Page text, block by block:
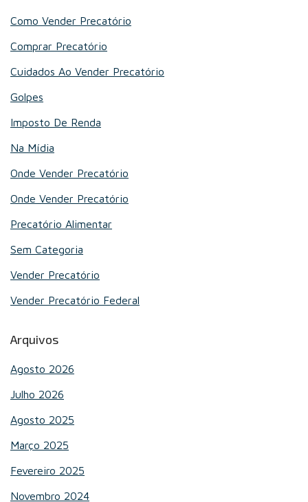
Como Vender Precatório
Comprar Precatório
Cuidados Ao Vender Precatório
Golpes
Imposto De Renda
Na Mídia
Onde Vender Precatório
Onde Vender Precatório
Precatório Alimentar
Sem Categoria
Vender Precatório
Vender Precatório Federal
Arquivos
Agosto 2026
Julho 2026
Agosto 2025
Março 2025
Fevereiro 2025
Novembro 2024